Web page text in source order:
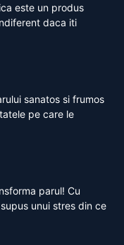
este un produs
daca iti
sanatos si frumos
pe care le
parul! Cu
unui stres din ce